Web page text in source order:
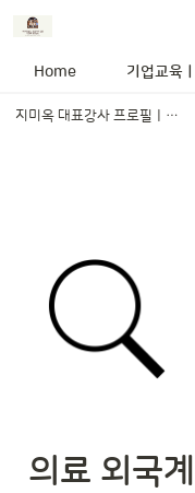
Home 기업교육
지미옥 대표강사 프로필ㅣ레퍼런스
의료 외국